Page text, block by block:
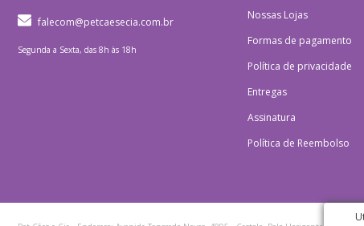
falecom@petcaesecia.com.br
Segunda a Sexta, das 8h às 18h
Nossas Lojas
Formas de pagamento
Política de privacidade
Entregas
Assinatura
Política de Reembolso